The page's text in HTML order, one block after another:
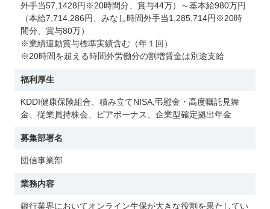
外手当57,1428円※20時間分、賞与44万）～基本給980万円
（本給7,714,286円、みなし時間外手当1,285,714円※20時
間分、賞与80万）
※業績連動賞与標準実績含む（年１回）
※20時間を超える時間外労働分の割増賃金は別途支給
福利厚生
KDDI健康保険組合、積み立てNISA,弔慰金・高度嘱託見舞
金、従業員持株会、ピアボーナス、企業型確定拠出年金
募集部署名
団信事業部
業務内容
銀行業界においてオンライン生保が大きな役割を果たしてい